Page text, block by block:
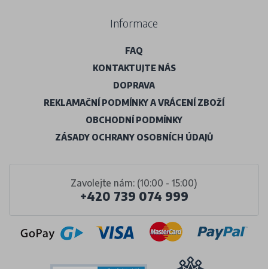
Zavolejte nám: (10:00 - 15:00)
+420 739 074 999
Informace
FAQ
KONTAKTUJTE NÁS
DOPRAVA
REKLAMAČNÍ PODMÍNKY A VRÁCENÍ ZBOŽÍ
OBCHODNÍ PODMÍNKY
ZÁSADY OCHRANY OSOBNÍCH ÚDAJŮ